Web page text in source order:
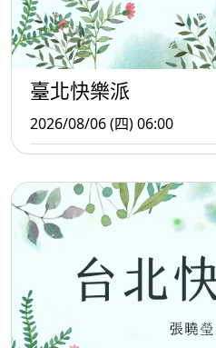
臺北快樂派
2026/08/06 (四) 06:00